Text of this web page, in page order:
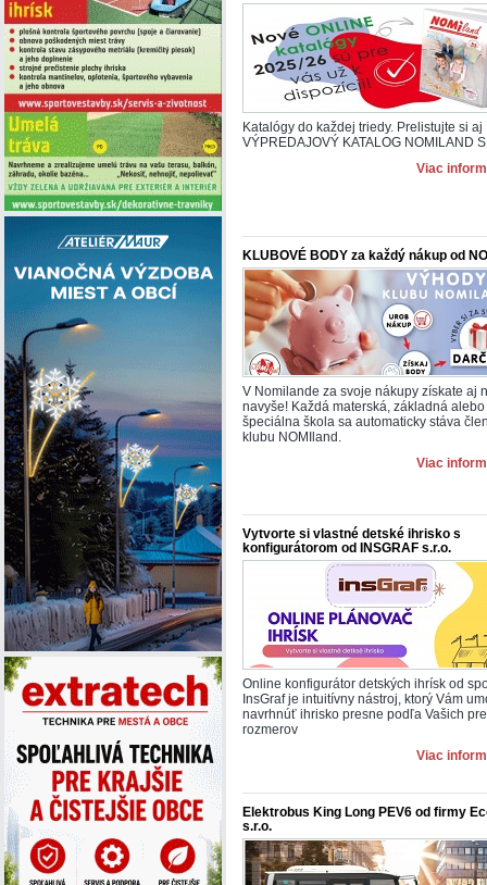
Katalógy do každej triedy. Prelistujte si aj
VÝPREDAJOVÝ KATALOG NOMILAND
Viac
KLUBOVÉ BODY za každý nákup od
V Nomilande za svoje nákupy získate aj
navyše! Každá materská, základná alebo
špeciálna škola sa automaticky stáva
klubu NOMIland.
Viac
Vytvorte si vlastné detské ihrisko s
konfigurátorom od INSGRAF s.r.o.
Online konfigurátor detských ihrísk od
InsGraf je intuitívny nástroj, ktorý Vám
navrhnúť ihrisko presne podľa Vašich
rozmerov
Viac
Elektrobus King Long PEV6 od firmy
s.r.o.